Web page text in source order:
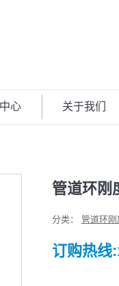
心 关于我们
管道环刚
分类： 管道环刚
订购热线